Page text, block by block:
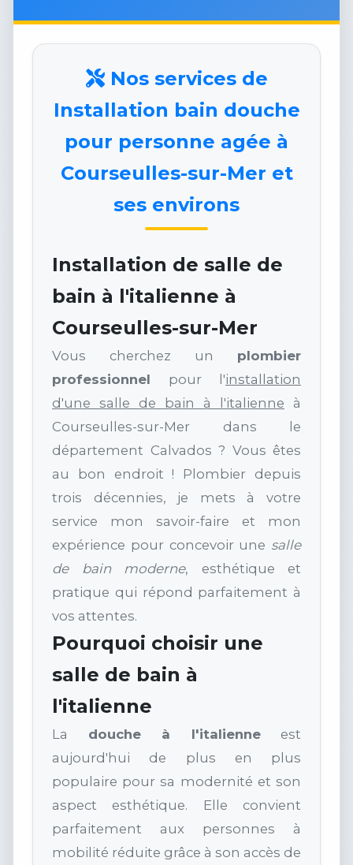
Nos services de
Installation bain douche
pour personne agée à
Courseulles-sur-Mer et
ses environs
Installation de salle de
bain à l'italienne à
Courseulles-sur-Mer
Vous cherchez un plombier
professionnel pour l'installation
d'une salle de bain à l'italienne à
Courseulles-sur-Mer dans le
département Calvados ? Vous êtes
au bon endroit ! Plombier depuis
trois décennies, je mets à votre
service mon savoir-faire et mon
expérience pour concevoir une salle
de bain moderne, esthétique et
pratique qui répond parfaitement à
vos attentes.
Pourquoi choisir une
salle de bain à
l'italienne
La douche à l'italienneest
aujourd'hui de plus en plus
populaire pour sa modernité et son
aspect esthétique. Elle convient
parfaitement aux personnes à
mobilité réduite grâce à son accès de